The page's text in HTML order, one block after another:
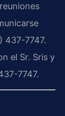
437-7747.
el Sr. Sris y
7747.